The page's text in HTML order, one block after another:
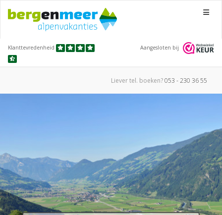
Menu
Klanttevredenheid Aangesloten bij
Liever tel. boeken?053 - 230 36 55